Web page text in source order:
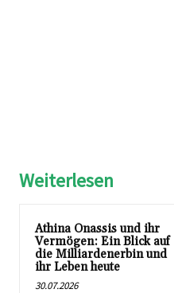
Weiterlesen
Athina Onassis und ihr
Vermögen: Ein Blick auf
die Milliardenerbin und
ihr Leben heute
30.07.2026